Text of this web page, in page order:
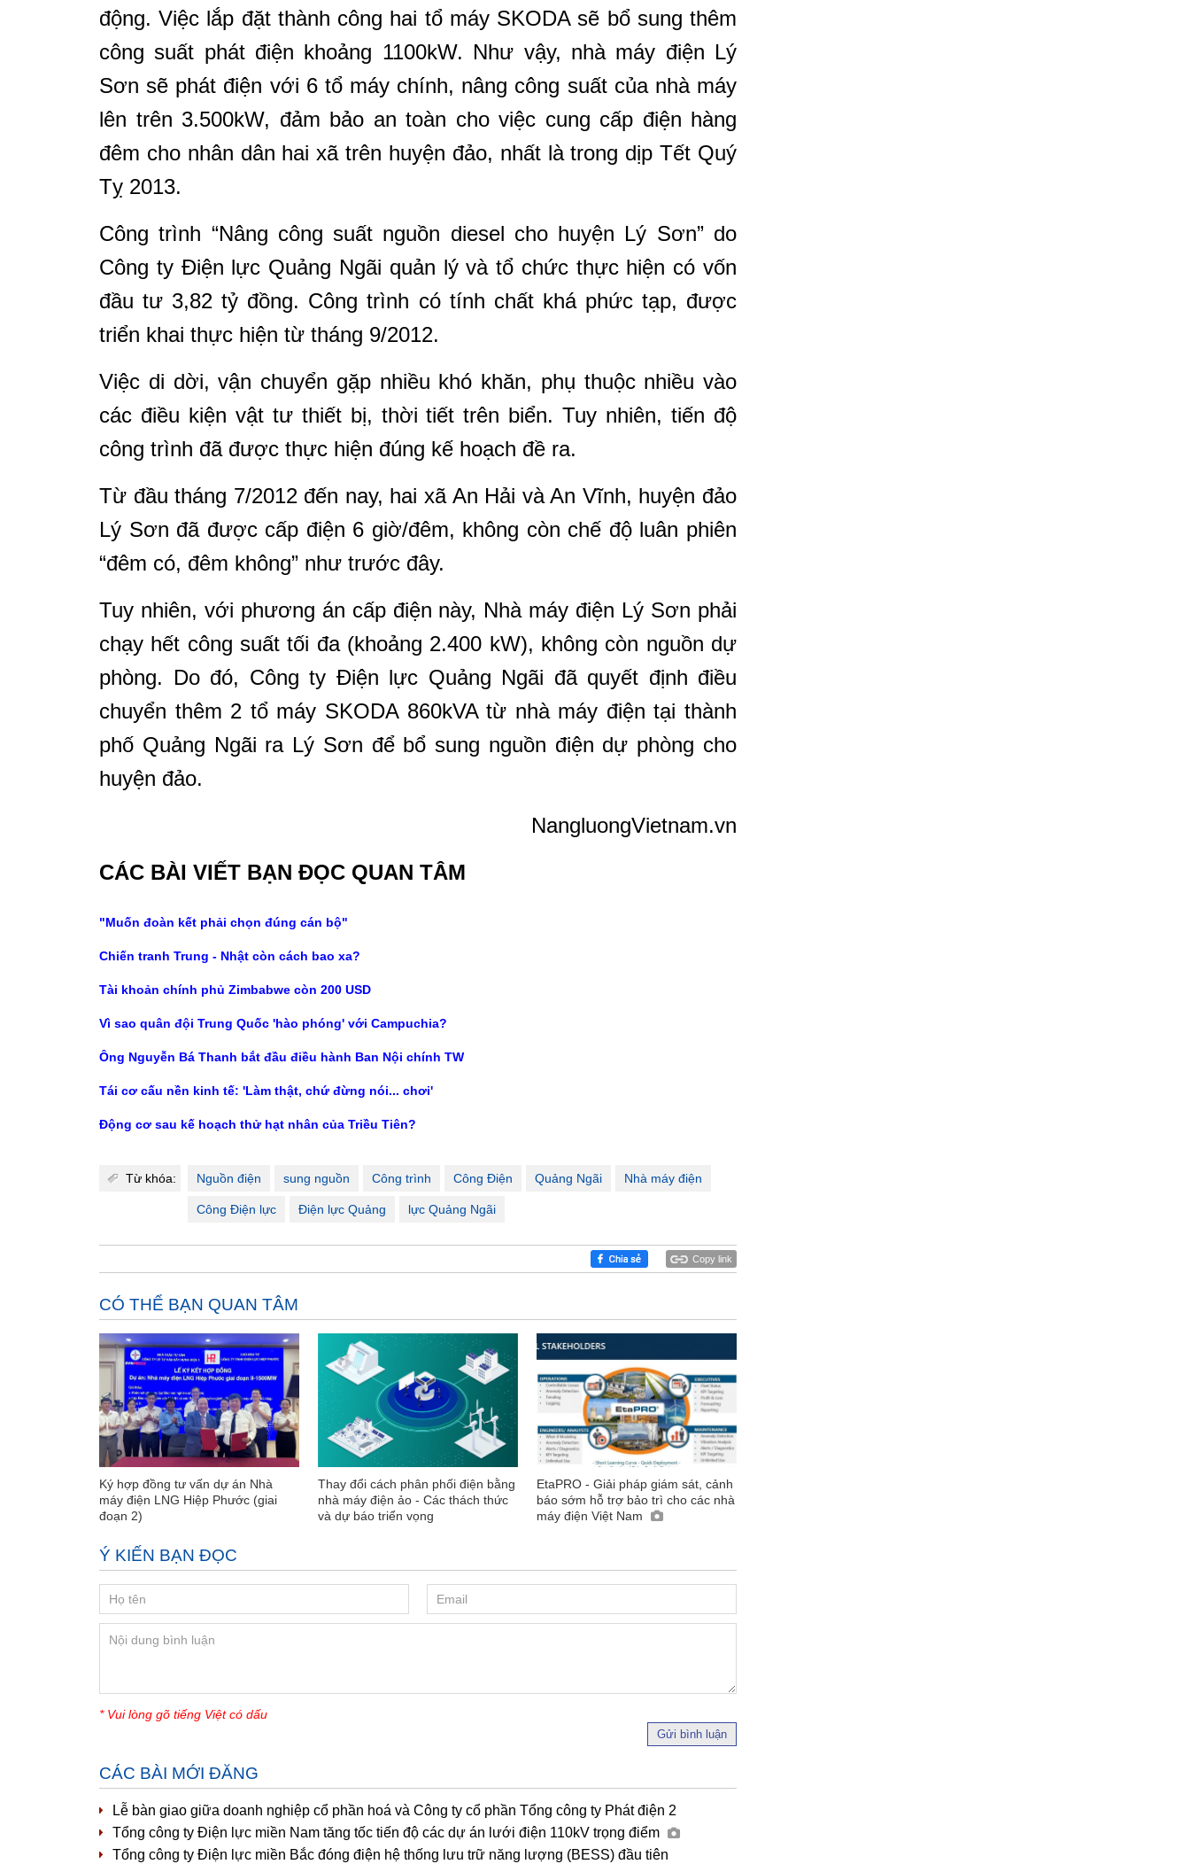
động. Việc lắp đặt thành công hai tổ máy SKODA sẽ bổ sung thêm
công suất phát điện khoảng 1100kW. Như vậy, nhà máy điện Lý
Sơn sẽ phát điện với 6 tổ máy chính, nâng công suất của nhà máy
lên trên 3.500kW, đảm bảo an toàn cho việc cung cấp điện hàng
đêm cho nhân dân hai xã trên huyện đảo, nhất là trong dịp Tết Quý
Tỵ 2013.
Công trình “Nâng công suất nguồn diesel cho huyện Lý Sơn” do
Công ty Điện lực Quảng Ngãi quản lý và tổ chức thực hiện có vốn
đầu tư 3,82 tỷ đồng. Công trình có tính chất khá phức tạp, được
triển khai thực hiện từ tháng 9/2012.
Việc di dời, vận chuyển gặp nhiều khó khăn, phụ thuộc nhiều vào
các điều kiện vật tư thiết bị, thời tiết trên biển. Tuy nhiên, tiến độ
công trình đã được thực hiện đúng kế hoạch đề ra.
Từ đầu tháng 7/2012 đến nay, hai xã An Hải và An Vĩnh, huyện đảo
Lý Sơn đã được cấp điện 6 giờ/đêm, không còn chế độ luân phiên
“đêm có, đêm không” như trước đây.
Tuy nhiên, với phương án cấp điện này, Nhà máy điện Lý Sơn phải
chạy hết công suất tối đa (khoảng 2.400 kW), không còn nguồn dự
phòng. Do đó, Công ty Điện lực Quảng Ngãi đã quyết định điều
chuyển thêm 2 tổ máy SKODA 860kVA từ nhà máy điện tại thành
phố Quảng Ngãi ra Lý Sơn để bổ sung nguồn điện dự phòng cho
huyện đảo.
NangluongVietnam.vn
CÁC BÀI VIẾT BẠN ĐỌC QUAN TÂM
"Muốn đoàn kết phải chọn đúng cán bộ"
Chiến tranh Trung - Nhật còn cách bao xa?
Tài khoản chính phủ Zimbabwe còn 200 USD
Vì sao quân đội Trung Quốc 'hào phóng' với Campuchia?
Ông Nguyễn Bá Thanh bắt đầu điều hành Ban Nội chính TW
Tái cơ cấu nền kinh tế: 'Làm thật, chứ đừng nói... chơi'
Động cơ sau kế hoạch thử hạt nhân của Triều Tiên?
Từ khóa: Nguồn điện sung nguồn Công trình Công Điện Quảng Ngãi Nhà máy điện
Công Điện lực Điện lực Quảng lực Quảng Ngãi
Copy link
CÓ THỂ BẠN QUAN TÂM
Ký hợp đồng tư vấn dự án Nhà
máy điện LNG Hiệp Phước (giai
đoạn 2)
Thay đổi cách phân phối điện bằng
nhà máy điện ảo - Các thách thức
và dự báo triển vọng
EtaPRO - Giải pháp giám sát, cảnh
báo sớm hỗ trợ bảo trì cho các nhà
máy điện Việt Nam
Ý KIẾN BẠN ĐỌC
* Vui lòng gõ tiếng Việt có dấu
Gửi bình luận
CÁC BÀI MỚI ĐĂNG
Lễ bàn giao giữa doanh nghiệp cổ phần hoá và Công ty cổ phần Tổng công ty Phát điện 2
Tổng công ty Điện lực miền Nam tăng tốc tiến độ các dự án lưới điện 110kV trọng điểm
Tổng công ty Điện lực miền Bắc đóng điện hệ thống lưu trữ năng lượng (BESS) đầu tiên